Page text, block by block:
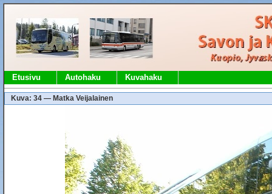
Etusivu Autohaku Kuvahaku
Kuva: 34 — Matka Veijalainen